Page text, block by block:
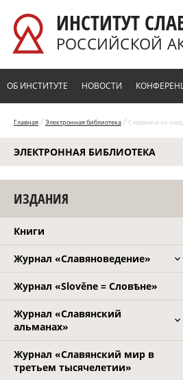
ИНСТИТУТ
РОССИЙСКОЙ
ОБ ИНСТИТУТЕ НОВОСТИ
Главная / Электронная библиотека / Славяне и их
ЭЛЕКТРОННАЯ БИБЛИОТЕКА
ИЗДАНИЯ
Книги
Журнал «Славяноведение»
Журнал «Slověne = Словѣне»
Журнал «Славянский
альманах»
Журнал «Славянский мир в
третьем тысячелетии»